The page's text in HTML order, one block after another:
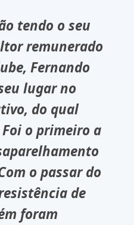
tendo o seu
remunerado
Fernando
lugar no
do qual
o primeiro a
o passar do
de
foram